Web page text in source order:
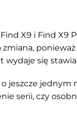
X9 i Find X9
wydaje się
jeszcze jednym
serii, czy